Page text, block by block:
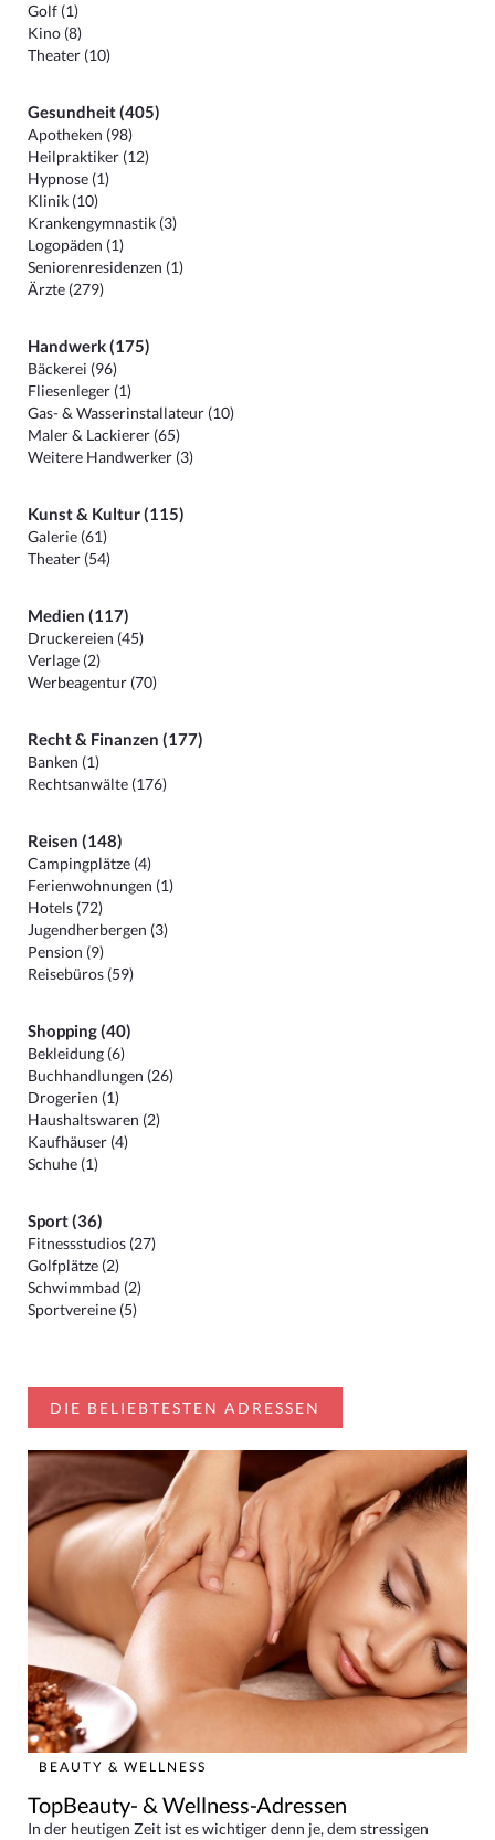
Golf (1)
Kino (8)
Theater (10)
Gesundheit (405)
Apotheken (98)
Heilpraktiker (12)
Hypnose (1)
Klinik (10)
Krankengymnastik (3)
Logopäden (1)
Seniorenresidenzen (1)
Ärzte (279)
Handwerk (175)
Bäckerei (96)
Fliesenleger (1)
Gas- & Wasserinstallateur (10)
Maler & Lackierer (65)
Weitere Handwerker (3)
Kunst & Kultur (115)
Galerie (61)
Theater (54)
Medien (117)
Druckereien (45)
Verlage (2)
Werbeagentur (70)
Recht & Finanzen (177)
Banken (1)
Rechtsanwälte (176)
Reisen (148)
Campingplätze (4)
Ferienwohnungen (1)
Hotels (72)
Jugendherbergen (3)
Pension (9)
Reisebüros (59)
Shopping (40)
Bekleidung (6)
Buchhandlungen (26)
Drogerien (1)
Haushaltswaren (2)
Kaufhäuser (4)
Schuhe (1)
Sport (36)
Fitnessstudios (27)
Golfplätze (2)
Schwimmbad (2)
Sportvereine (5)
DIE BELIEBTESTEN ADRESSEN
BEAUTY & WELLNESS
TopBeauty- & Wellness-Adressen
In der heutigen Zeit ist es wichtiger denn je, dem stressigen